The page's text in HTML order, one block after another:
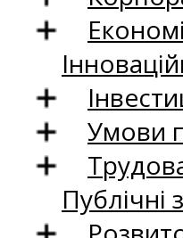
Умови
Публічні